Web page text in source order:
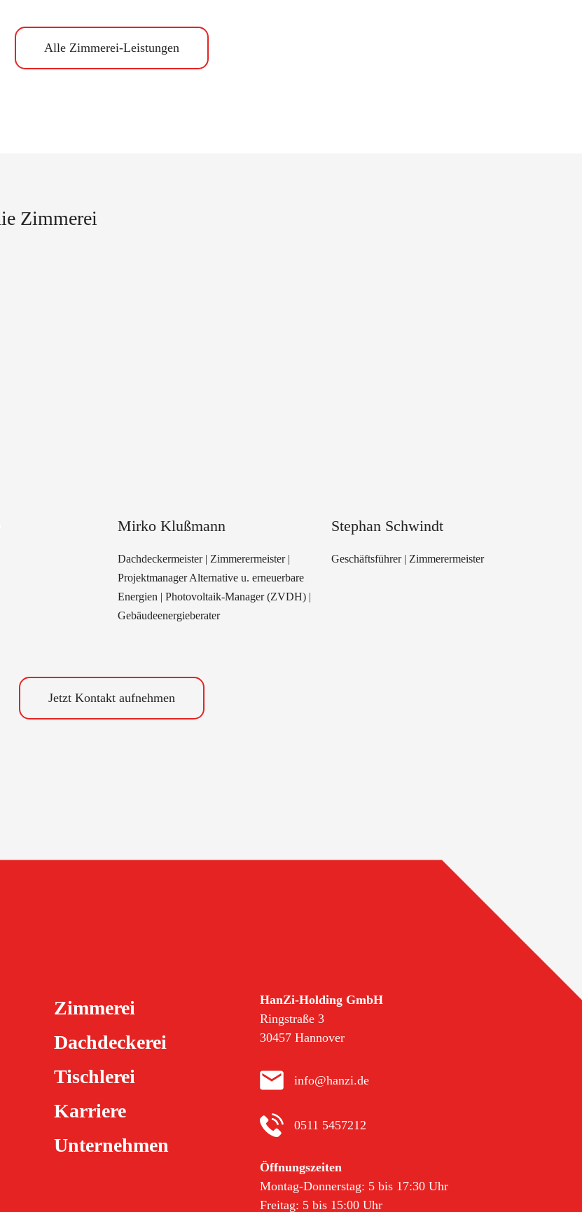
Alle Zimmerei-Leistungen
Zimmerei
Mirko Klußmann
Dachdeckermeister | Zimmerermeister |
Projektmanager Alternative u. erneuerbare
Energien | Photovoltaik-Manager (ZVDH) |
Gebäudeenergieberater
Stephan Schwindt
Geschäftsführer | Zimmerermeister
Jetzt Kontakt aufnehmen
Zimmerei
Dachdeckerei
Tischlerei
Karriere
Unternehmen
HanZi-Holding GmbH
Ringstraße 3
30457 Hannover
info@hanzi.de
0511 5457212
Öffnungszeiten
Montag-Donnerstag: 5 bis 17:30 Uhr
Freitag: 5 bis 15:00 Uhr